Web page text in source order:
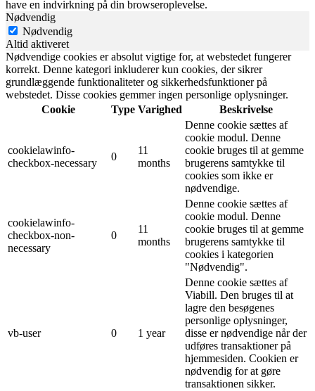
have en indvirkning på din browseroplevelse.
Nødvendig
Nødvendig
Altid aktiveret
Nødvendige cookies er absolut vigtige for, at webstedet fungerer
korrekt. Denne kategori inkluderer kun cookies, der sikrer
grundlæggende funktionaliteter og sikkerhedsfunktioner på
webstedet. Disse cookies gemmer ingen personlige oplysninger.
Cookie
Type Varighed Beskrivelse
cookielawinfo-
checkbox-necessary
0
11
months
Denne cookie sættes af
cookie modul. Denne
cookie bruges til at gemme
brugerens samtykke til
cookies som ikke er
nødvendige.
cookielawinfo-
checkbox-non-
necessary
0
11
months
Denne cookie sættes af
cookie modul. Denne
cookie bruges til at gemme
brugerens samtykke til
cookies i kategorien
"Nødvendig".
vb-user 0 1 year
Denne cookie sættes af
Viabill. Den bruges til at
lagre den besøgenes
personlige oplysninger,
disse er nødvendige når der
udføres transaktioner på
hjemmesiden. Cookien er
nødvendig for at gøre
transaktionen sikker.